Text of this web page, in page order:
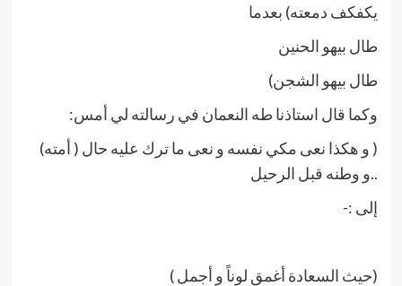
يكفكف دمعته) بعدما
طال بيهو الحنين
طال بيهو الشجن)
وكما قال استاذنا طه النعمان في رسالته لي أمس:
( و هكذا نعى مكي نفسه و نعى ما ترك عليه حال ( أمته)
..و وطنه قبل الرحيل
إلى :-
(حيث السعادة أغمق لوناً و أجمل )